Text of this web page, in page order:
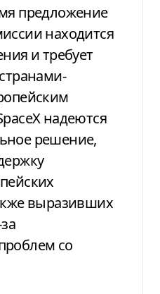
предложение
находится
и требует
надеются
решение,
выразивших
со